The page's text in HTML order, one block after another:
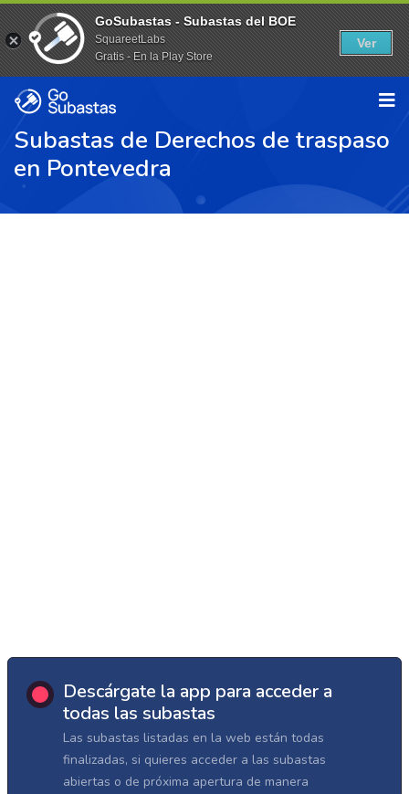
Subastas de Derechos de traspaso
en Pontevedra
Descárgate la app para acceder a
todas las subastas
Las subastas listadas en la web están todas
finalizadas, si quieres acceder a las subastas
abiertas o de próxima apertura de manera
GoSubastas - Subastas del BOE
SquareetLabs
Gratis - En la Play Store
Ver